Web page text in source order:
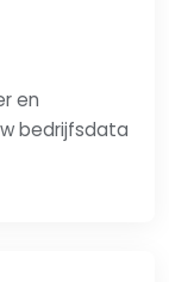
en
bedrijfsdata